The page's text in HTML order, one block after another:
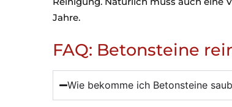
Jahre.
FAQ: Betonsteine
Wie bekomme ich Betonsteine